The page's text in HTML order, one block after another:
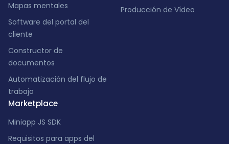
Mapas mentales
Software del portal del
cliente
Constructor de
documentos
Automatización del flujo de
trabajo
Marketplace
Miniapp JS SDK
Requisitos para apps del
Producción de Vídeo